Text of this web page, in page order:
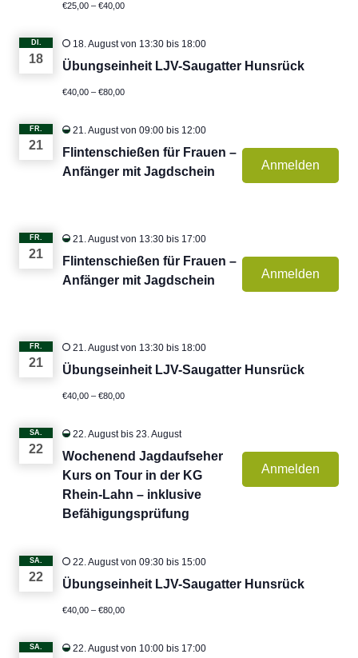
€25,00 – €40,00
DI.
18
18. August von 13:30 bis 18:00
Übungseinheit LJV-Saugatter Hunsrück
€40,00 – €80,00
FR.
21
21. August von 09:00 bis 12:00
Flintenschießen für Frauen –
Anfänger mit Jagdschein
Anmelden
FR.
21
21. August von 13:30 bis 17:00
Flintenschießen für Frauen –
Anfänger mit Jagdschein
Anmelden
FR.
21
21. August von 13:30 bis 18:00
Übungseinheit LJV-Saugatter Hunsrück
€40,00 – €80,00
SA.
22
22. Augustbis 23. August
Wochenend Jagdaufseher
Kurs on Tour in der KG
Rhein-Lahn – inklusive
Befähigungsprüfung
Anmelden
SA.
22
22. August von 09:30 bis 15:00
Übungseinheit LJV-Saugatter Hunsrück
€40,00 – €80,00
SA. 22. August von 10:00 bis 17:00